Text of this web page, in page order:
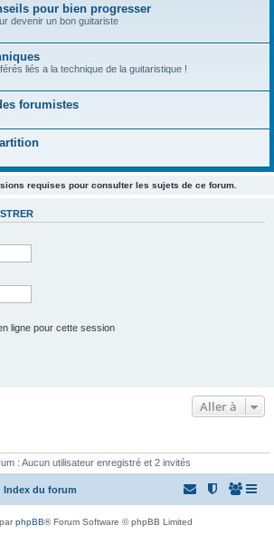
pour bien progresser
devenir un bon guitariste
liés a la technique de la guitaristique !
forumistes
requises pour consulter les sujets de ce forum.
ligne pour cette session
Aller à
: Aucun utilisateur enregistré et 2 invités
Index du forum
phpBB® Forum Software © phpBB Limited